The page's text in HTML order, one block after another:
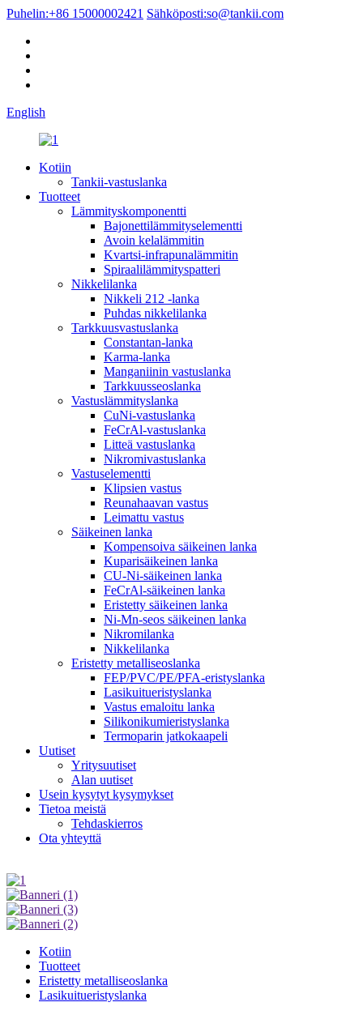
Puhelin:+86 15000002421 Sähköposti:so@tankii.com
English
Kotiin
Tankii-vastuslanka
Tuotteet
Lämmityskomponentti
Bajonettilämmityselementti
Avoin kelalämmitin
Kvartsi-infrapunalämmitin
Spiraalilämmityspatteri
Nikkelilanka
Nikkeli 212 -lanka
Puhdas nikkelilanka
Tarkkuusvastuslanka
Constantan-lanka
Karma-lanka
Manganiinin vastuslanka
Tarkkuusseoslanka
Vastuslämmityslanka
CuNi-vastuslanka
FeCrAl-vastuslanka
Litteä vastuslanka
Nikromivastuslanka
Vastuselementti
Klipsien vastus
Reunahaavan vastus
Leimattu vastus
Säikeinen lanka
Kompensoiva säikeinen lanka
Kuparisäikeinen lanka
CU-Ni-säikeinen lanka
FeCrAl-säikeinen lanka
Eristetty säikeinen lanka
Ni-Mn-seos säikeinen lanka
Nikromilanka
Nikkelilanka
Eristetty metalliseoslanka
FEP/PVC/PE/PFA-eristyslanka
Lasikuitueristyslanka
Vastus emaloitu lanka
Silikonikumieristyslanka
Termoparin jatkokaapeli
Uutiset
Yritysuutiset
Alan uutiset
Usein kysytyt kysymykset
Tietoa meistä
Tehdaskierros
Ota yhteyttä
Kotiin
Tuotteet
Eristetty metalliseoslanka
Lasikuitueristyslanka